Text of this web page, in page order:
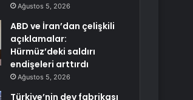
Ağustos 5, 2026
ABD ve İran’dan çelişkili
açıklamalar:
Hürmüz’deki saldırı
endişeleri arttırdı
Ağustos 5, 2026
Türkiye’nin dev fabrikası